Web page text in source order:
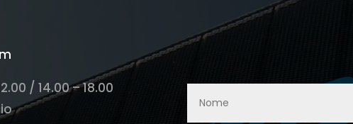
/ 14.00 – 18.00